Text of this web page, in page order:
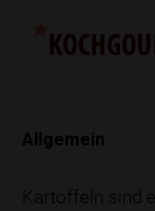
Allgemein
Kartoffeln sind